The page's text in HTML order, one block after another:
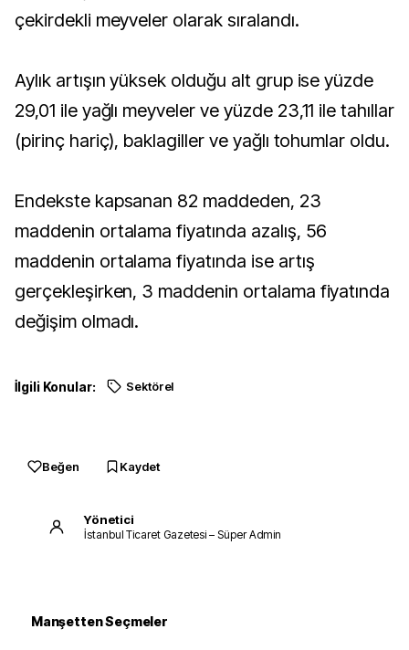
çekirdekli meyveler olarak sıralandı.
Aylık artışın yüksek olduğu alt grup ise yüzde
29,01 ile yağlı meyveler ve yüzde 23,11 ile tahıllar
(pirinç hariç), baklagiller ve yağlı tohumlar oldu.
Endekste kapsanan 82 maddeden, 23
maddenin ortalama fiyatında azalış, 56
maddenin ortalama fiyatında ise artış
gerçekleşirken, 3 maddenin ortalama fiyatında
değişim olmadı.
İlgili Konular: Sektörel
Beğen Kaydet
Yönetici
İstanbul Ticaret Gazetesi – Süper Admin
Manşetten Seçmeler